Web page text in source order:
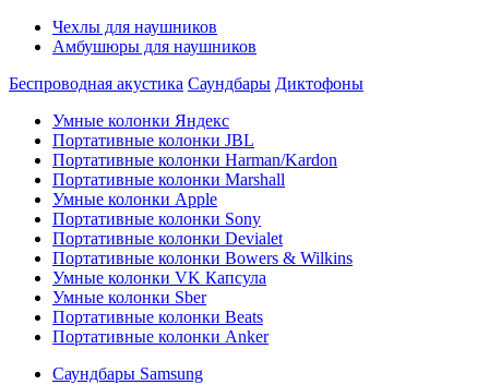
Чехлы для наушников
Амбушюры для наушников
Беспроводная акустика Саундбары Диктофоны
Умные колонки Яндекс
Портативные колонки JBL
Портативные колонки Harman/Kardon
Портативные колонки Marshall
Умные колонки Apple
Портативные колонки Sony
Портативные колонки Devialet
Портативные колонки Bowers & Wilkins
Умные колонки VK Капсула
Умные колонки Sber
Портативные колонки Beats
Портативные колонки Anker
Саундбары Samsung